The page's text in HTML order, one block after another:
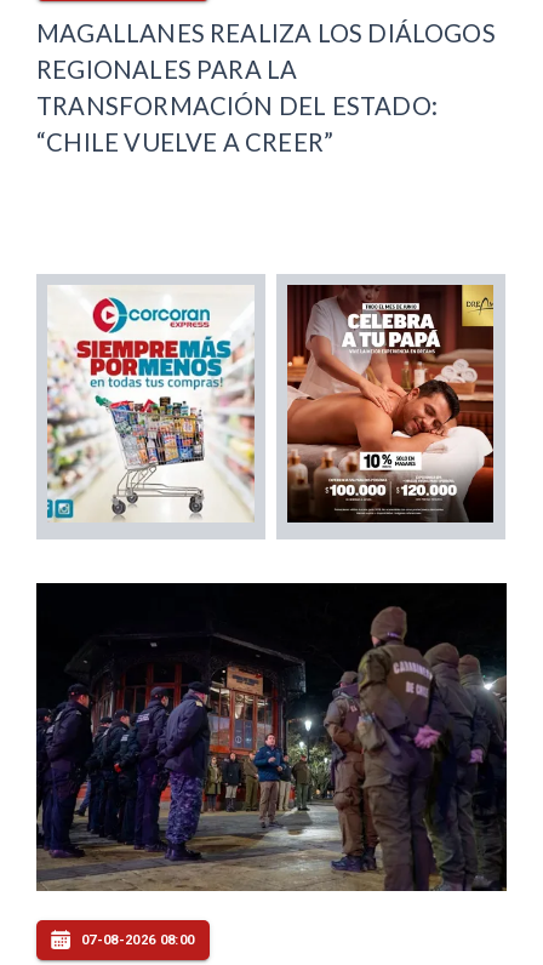
MAGALLANES REALIZA LOS DIÁLOGOS
REGIONALES PARA LA
TRANSFORMACIÓN DEL ESTADO:
“CHILE VUELVE A CREER”
07-08-2026 08:00